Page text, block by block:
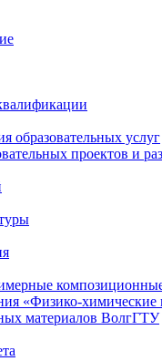
образовательных услуг
проектов и
композиционные
«Физико-химические
материалов ВолгГТУ